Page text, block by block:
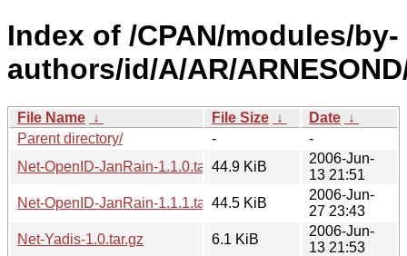
Index of /CPAN/modules/by-
authors/id/A/AR/
File Name ↓ File Size ↓ Date ↓
Parent directory/
-
-
Net-OpenID-JanRain-1.1.0.tar.gz44.9 KiB
2006-Jun-
13 21:51
Net-OpenID-JanRain-1.1.1.tar.gz44.5 KiB
2006-Jun-
27 23:43
Net-Yadis-1.0.tar.gz
6.1 KiB
2006-Jun-
13 21:53